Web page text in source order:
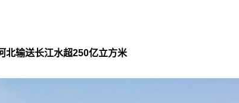
北输送长江水超250亿立方米